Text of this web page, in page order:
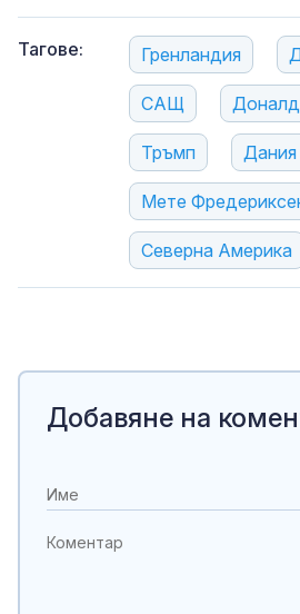
Тагове: Гренландия
САЩ
Тръмп Дания
Мете
Северна Америка
Добавяне на